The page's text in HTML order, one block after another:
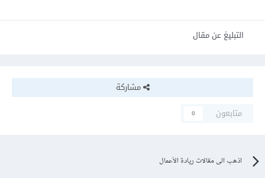
التبليغ عن مقال
مشاركة
متابعون
0
اذهب الى مقالات ريادة الأعمال